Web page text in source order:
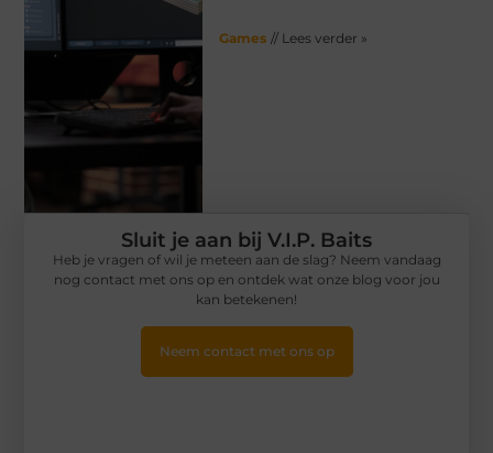
Games // Lees verder »
Sluit je aan bij V.I.P. Baits
Heb je vragen of wil je meteen aan de slag? Neem vandaag
nog contact met ons op en ontdek wat onze blog voor jou
kan betekenen!
Neem contact met ons op